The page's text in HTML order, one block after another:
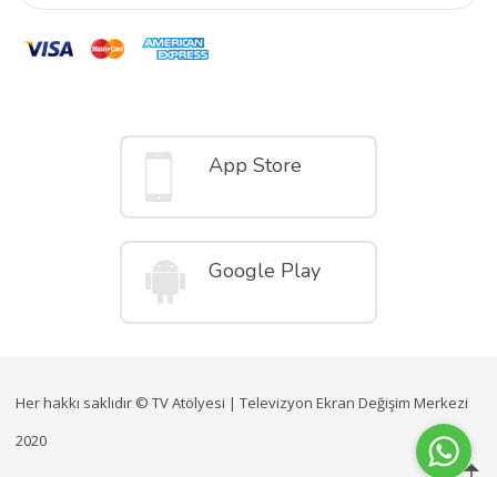
App Store
Google Play
Her hakkı saklıdır © TV Atölyesi | Televizyon Ekran Değişim Merkezi
2020